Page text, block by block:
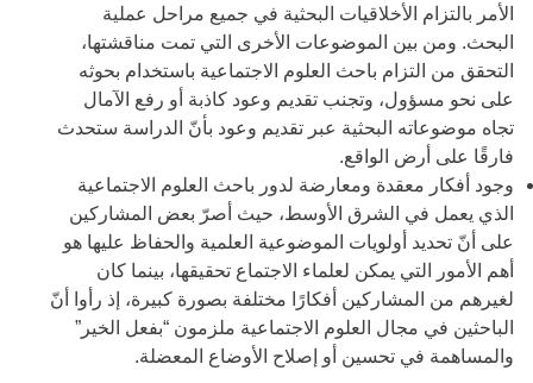
الأمر بالتزام الأخلاقيات البحثية في جميع مراحل عملية
البحث. ومن بين الموضوعات الأخرى التي تمت مناقشتها،
التحقق من التزام باحث العلوم الاجتماعية باستخدام بحوثه
على نحو مسؤول، وتجنب تقديم وعود كاذبة أو رفع الآمال
تجاه موضوعاته البحثية عبر تقديم وعود بأنّ الدراسة ستحدث
فارقًا على أرض الواقع.
وجود أفكار معقدة ومعارضة لدور باحث العلوم الاجتماعية
الذي يعمل في الشرق الأوسط، حيث أصرّ بعض المشاركين
على أنّ تحديد أولويات الموضوعية العلمية والحفاظ عليها هو
أهم الأمور التي يمكن لعلماء الاجتماع تحقيقها، بينما كان
لغيرهم من المشاركين أفكارًا مختلفة بصورة كبيرة، إذ رأوا أنّ
الباحثين في مجال العلوم الاجتماعية ملزمون “بفعل الخير”
والمساهمة في تحسين أو إصلاح الأوضاع المعضلة.